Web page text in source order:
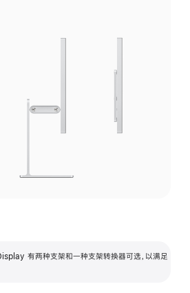
有两种支架和一种支架转换器可选，以满足